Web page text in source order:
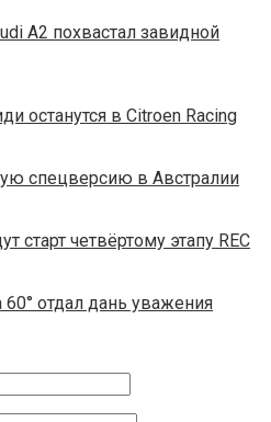
A2 похвастал завидной
останутся в Citroen Racing
спецверсию в Австралии
старт четвёртому этапу REC
отдал дань уважения